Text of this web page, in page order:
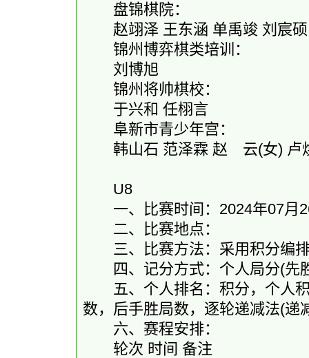
盘锦棋院：
赵翊泽 王东涵 单禹竣 刘宸硕
锦州博弈棋类培训：
刘博旭
锦州将帅棋校：
于兴和 任栩言
阜新市青少年宫：
韩山石 范泽霖 赵 云(女) 卢
U8
一、比赛时间：2024年07月
二、比赛地点：
三、比赛方法：采用积分编排
四、记分方式：个人局分(先
五、个人排名：积分，个人积
数，后手胜局数，逐轮递减法(递
六、赛程安排：
轮次 时间 备注